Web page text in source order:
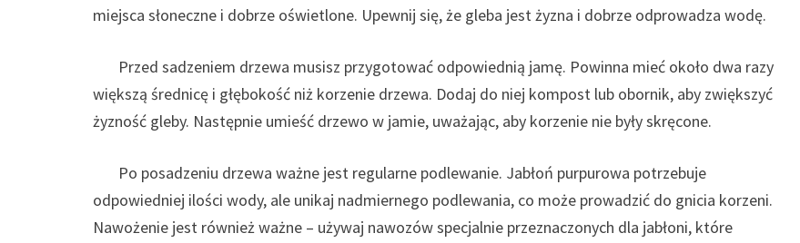
miejsca słoneczne i dobrze oświetlone. Upewnij się, że gleba jest żyzna i dobrze odprowadza wodę.
Przed sadzeniem drzewa musisz przygotować odpowiednią jamę. Powinna mieć około dwa razy
większą średnicę i głębokość niż korzenie drzewa. Dodaj do niej kompost lub obornik, aby zwiększyć
żyzność gleby. Następnie umieść drzewo w jamie, uważając, aby korzenie nie były skręcone.
Po posadzeniu drzewa ważne jest regularne podlewanie. Jabłoń purpurowa potrzebuje
odpowiedniej ilości wody, ale unikaj nadmiernego podlewania, co może prowadzić do gnicia korzeni.
Nawożenie jest również ważne – używaj nawozów specjalnie przeznaczonych dla jabłoni, które